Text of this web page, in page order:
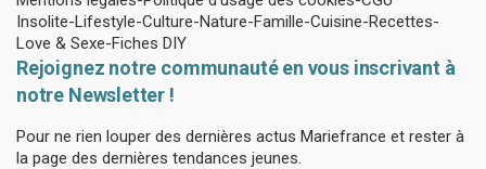
Insolite Lifestyle Culture Nature Famille Cuisine Recettes
Love & Sexe Fiches DIY
Rejoignez notre communauté en vous inscrivant à
notre Newsletter !
Pour ne rien louper des dernières actus Mariefrance et rester à
la page des dernières tendances jeunes.